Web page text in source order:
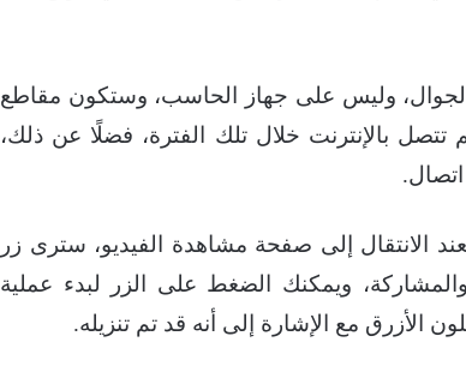
الجوال، وليس على جهاز الحاسب، وستكون مقاطع
لمدة 48 ساعة ما لم تتصل بالإنترنت خلال تلك الفترة، فضلًا عن ذلك،
الانتقال إلى صفحة مشاهدة الفيديو، سترى زر
ويمكنك الضغط على الزر لبدء عملية
الأزرق مع الإشارة إلى أنه قد تم تنزيله.